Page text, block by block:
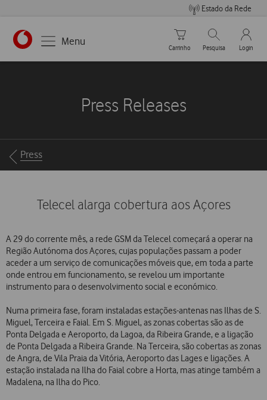
Estado da Rede
https://www.vodafone.pt
Menu
Carrinho de compras
Carrinho
Pesquisar
Pesquisa
My
Login
Press Releases
Breadcrumbs
Press
Telecel alarga cobertura aos Açores
A 29 do corrente mês, a rede GSM da Telecel começará a operar na
Região Autónoma dos Açores, cujas populações passam a poder
aceder a um serviço de comunicações móveis que, em toda a parte
onde entrou em funcionamento, se revelou um importante
instrumento para o desenvolvimento social e económico.
Numa primeira fase, foram instaladas estações-antenas nas Ilhas de S.
Miguel, Terceira e Faial. Em S. Miguel, as zonas cobertas são as de
Ponta Delgada e Aeroporto, da Lagoa, da Ribeira Grande, e a ligação
de Ponta Delgada a Ribeira Grande. Na Terceira, são cobertas as zonas
de Angra, de Vila Praia da Vitória, Aeroporto das Lages e ligações. A
estação instalada na Ilha do Faial cobre a Horta, mas atinge também a
Madalena, na Ilha do Pico.